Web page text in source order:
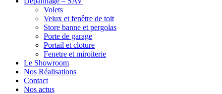
Volets
Velux et fenêtre de toit
Store banne et pergolas
Porte de garage
Portail et cloture
Fenetre et miroiterie
Le Showroom
Nos Réalisations
Contact
Nos actus